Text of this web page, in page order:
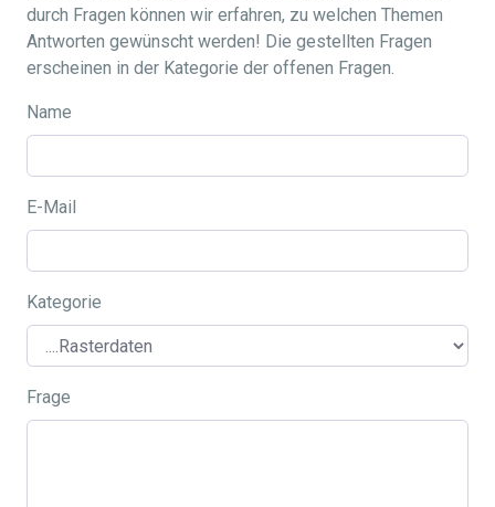
durch Fragen können wir erfahren, zu welchen Themen
Antworten gewünscht werden! Die gestellten Fragen
erscheinen in der Kategorie der offenen Fragen.
Name
E-Mail
Kategorie
Frage